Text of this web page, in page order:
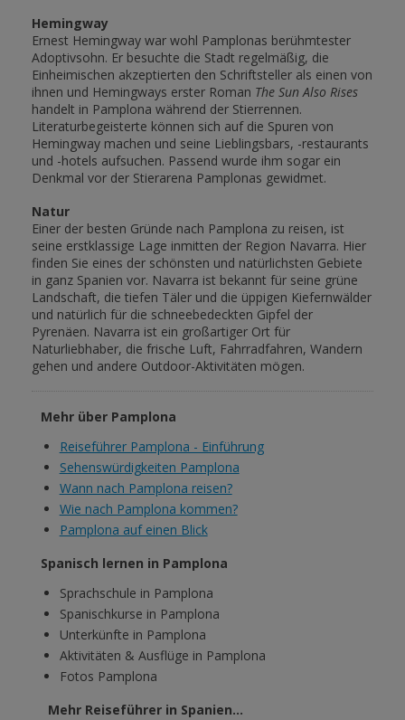
Hemingway
Ernest Hemingway war wohl Pamplonas berühmtester
Adoptivsohn. Er besuchte die Stadt regelmäßig, die
Einheimischen akzeptierten den Schriftsteller als einen von
ihnen und Hemingways erster Roman The Sun Also Rises
handelt in Pamplona während der Stierrennen.
Literaturbegeisterte können sich auf die Spuren von
Hemingway machen und seine Lieblingsbars, -restaurants
und -hotels aufsuchen. Passend wurde ihm sogar ein
Denkmal vor der Stierarena Pamplonas gewidmet.
Natur
Einer der besten Gründe nach Pamplona zu reisen, ist
seine erstklassige Lage inmitten der Region Navarra. Hier
finden Sie eines der schönsten und natürlichsten Gebiete
in ganz Spanien vor. Navarra ist bekannt für seine grüne
Landschaft, die tiefen Täler und die üppigen Kiefernwälder
und natürlich für die schneebedeckten Gipfel der
Pyrenäen. Navarra ist ein großartiger Ort für
Naturliebhaber, die frische Luft, Fahrradfahren, Wandern
gehen und andere Outdoor-Aktivitäten mögen.
Mehr über Pamplona
Reiseführer Pamplona - Einführung
Sehenswürdigkeiten Pamplona
Wann nach Pamplona reisen?
Wie nach Pamplona kommen?
Pamplona auf einen Blick
Spanisch lernen in Pamplona
Sprachschule in Pamplona
Spanischkurse in Pamplona
Unterkünfte in Pamplona
Aktivitäten & Ausflüge in Pamplona
Fotos Pamplona
Mehr Reiseführer in Spanien...